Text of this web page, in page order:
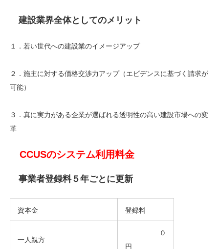
建設業界全体としてのメリット
１．若い世代への建設業のイメージアップ
２．施主に対する価格交渉力アップ（エビデンスに基づく請求が
可能）
３．真に実力がある企業が選ばれる透明性の高い建設市場への変
革
CCUSのシステム利用料金
事業者登録料５年ごとに更新
資本金 登録料
一人親方
０
円